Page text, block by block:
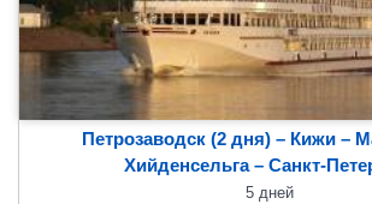
Петрозаводск (2 дня) – Кижи –
Хийденсельга – Санкт-
5 дней